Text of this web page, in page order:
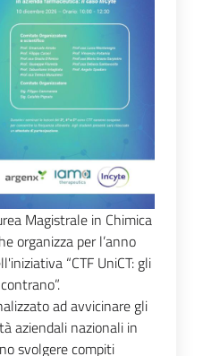
Magistrale in Chimica
organizza per l’anno
“CTF UniCT: gli
ad avvicinare gli
aziendali nazionali in
svolgere compiti